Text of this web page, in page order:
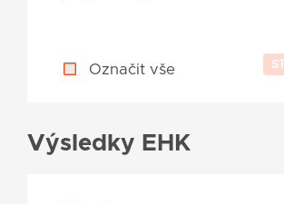
Označit vše
Výsledky EHK